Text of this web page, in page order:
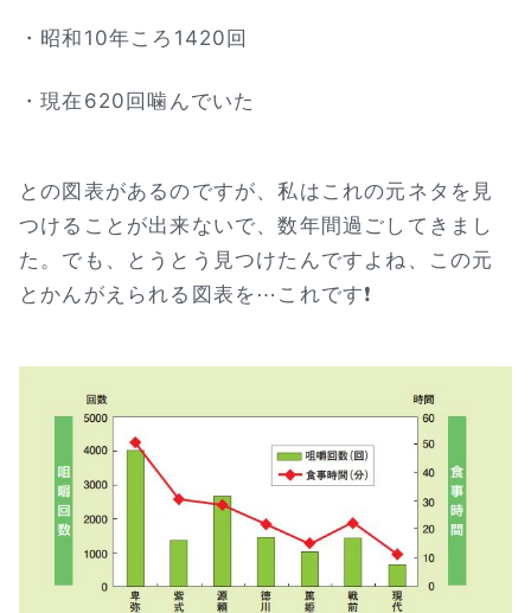
・昭和10年ころ1420回
・現在620回噛んでいた
との図表があるのですが、私はこれの元ネタを見
つけることが出来ないで、数年間過ごしてきまし
た。でも、とうとう見つけたんですよね、この元
とかんがえられる図表を⋯これです❗